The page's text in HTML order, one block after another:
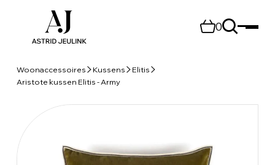
0
Woonaccessoires Kussens
Elitis
Aristote kussen Elitis - Army